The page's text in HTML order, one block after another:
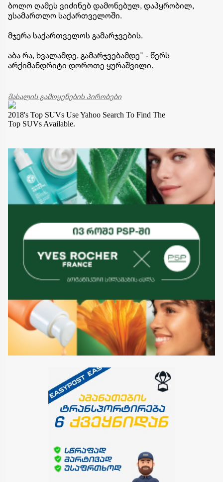
ბოლო ღამეს ვიძინებ დამონებულ, დაპყრობილ,
უსამართლო საქართველოში.
მჯერა საქართველოს გამარჯვების.
აბა რა, ხვალამდე, გამარჯვებამდე" - წერს
არქიმანდრიტი დოროთე ყურაშვილი.
მასალის გამოყენების პირობები
2018's Top SUVs Use Yahoo Search To Find The
Top SUVs Available.